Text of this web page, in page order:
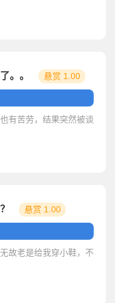
。。
悬赏 1.00
元
有苦劳，结果突然被谈
悬赏 1.00
元
故老是给我穿小鞋，不